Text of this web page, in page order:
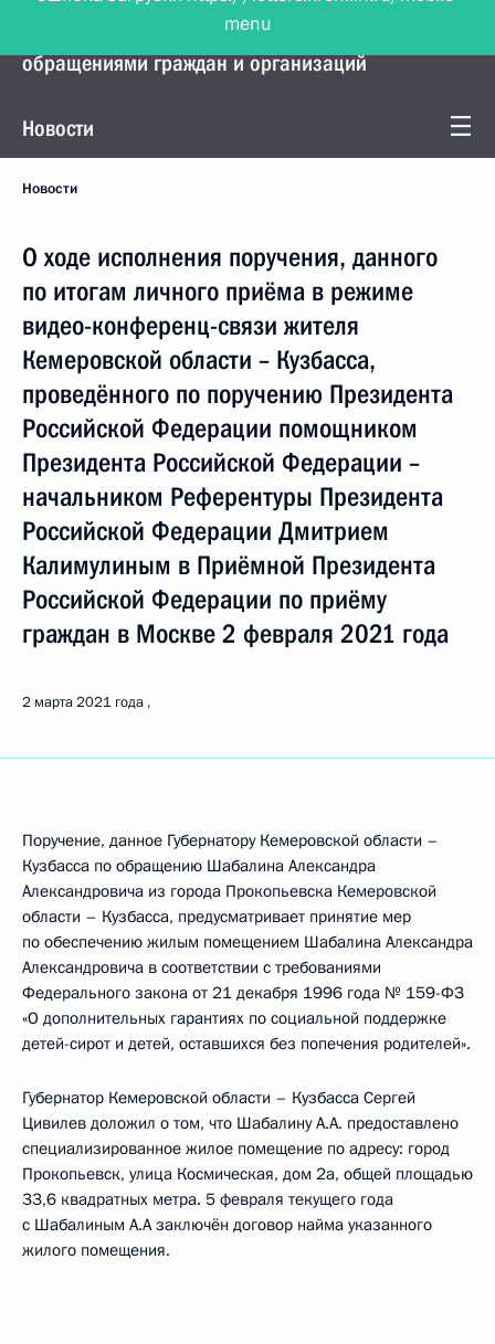
Управление Президента по работе с
обращениями граждан и организаций
Новости
Новости
О ходе исполнения поручения, данного
по итогам личного приёма в режиме
видео-конференц-связи жителя
Кемеровской области – Кузбасса,
проведённого по поручению Президента
Российской Федерации помощником
Президента Российской Федерации –
начальником Референтуры Президента
Российской Федерации Дмитрием
Калимулиным в Приёмной Президента
Российской Федерации по приёму
граждан в Москве 2 февраля 2021 года
2 марта 2021 года
Поручение, данное Губернатору Кемеровской области –
Кузбасса по обращению Шабалина Александра
Александровича из города Прокопьевска Кемеровской
области – Кузбасса, предусматривает принятие мер
по обеспечению жилым помещением Шабалина Александра
Александровича в соответствии с требованиями
Федерального закона от 21 декабря 1996 года № 159-ФЗ
«О дополнительных гарантиях по социальной поддержке
детей-сирот и детей, оставшихся без попечения родителей».
Губернатор Кемеровской области – Кузбасса Сергей
Цивилев доложил о том, что Шабалину А.А. предоставлено
специализированное жилое помещение по адресу: город
Прокопьевск, улица Космическая, дом 2а, общей площадью
33,6 квадратных метра. 5 февраля текущего года
с Шабалиным А.А заключён договор найма указанного
жилого помещения.
menu